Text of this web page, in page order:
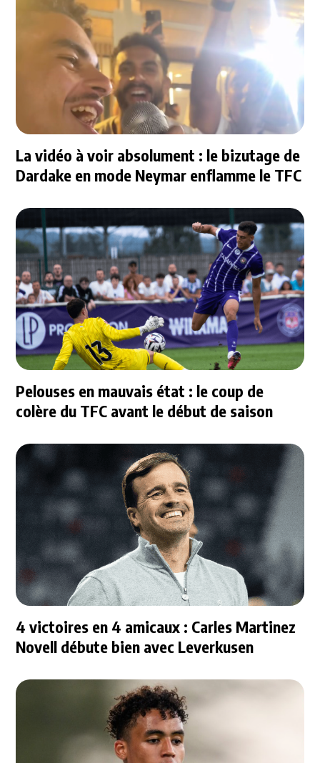
La vidéo à voir absolument : le bizutage de
Dardake en mode Neymar enflamme le TFC
Pelouses en mauvais état : le coup de
colère du TFC avant le début de saison
4 victoires en 4 amicaux : Carles Martinez
Novell débute bien avec Leverkusen